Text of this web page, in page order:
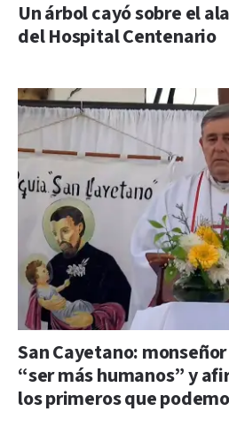
Un árbol cayó sobre el
del Hospital Centenario
San Cayetano:
“ser más humanos” y
los primeros que